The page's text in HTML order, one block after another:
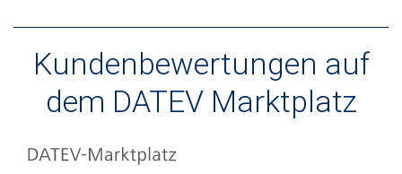
Kundenbewertungen auf
dem DATEV Marktplatz